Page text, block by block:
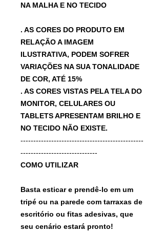
NA MALHA E NO TECIDO
. AS CORES DO PRODUTO EM
RELAÇÃO A IMAGEM
ILUSTRATIVA, PODEM SOFRER
VARIAÇÕES NA SUA TONALIDADE
DE COR, ATÉ 15%
. AS CORES VISTAS PELA TELA DO
MONITOR, CELULARES OU
TABLETS APRESENTAM BRILHO E
NO TECIDO NÃO EXISTE.
------------------------------------------------
------------------------------
COMO UTILIZAR
Basta esticar e prendê-lo em um
tripé ou na parede com tarraxas de
escritório ou fitas adesivas, que
seu cenário estará pronto!